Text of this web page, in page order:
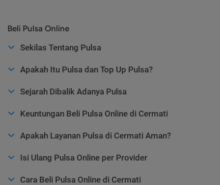
Beli Pulsa Online
Sekilas Tentang Pulsa
Apakah Itu Pulsa dan Top Up Pulsa?
Sejarah Dibalik Adanya Pulsa
Keuntungan Beli Pulsa Online di Cermati
Apakah Layanan Pulsa di Cermati Aman?
Isi Ulang Pulsa Online per Provider
Cara Beli Pulsa Online di Cermati